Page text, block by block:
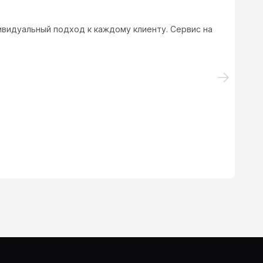
времени не заняло! Автосалон советую !